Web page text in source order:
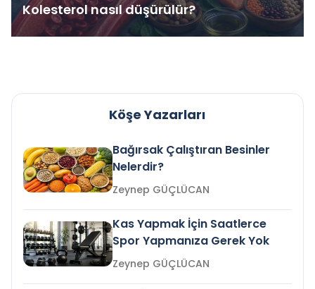
Kolesterol nasıl düşürülür?
Köşe Yazarları
Bağırsak Çalıştıran Besinler
Nelerdir?
Zeynep GÜÇLÜCAN
Kas Yapmak İçin Saatlerce
Spor Yapmanıza Gerek Yok
Zeynep GÜÇLÜCAN